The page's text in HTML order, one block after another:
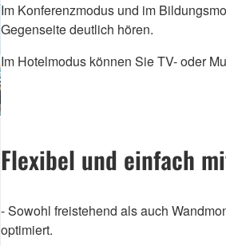
Im Konferenzmodus und im
Gegenseite deutlich hören.
Im Hotelmodus können Sie TV- oder
Flexibel und einfach
- Sowohl freistehend als auch
optimiert.